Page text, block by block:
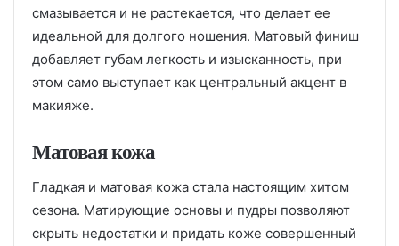
смазывается и не растекается, что делает ее
идеальной для долгого ношения. Матовый финиш
добавляет губам легкость и изысканность, при
этом само выступает как центральный акцент в
макияже.
Матовая кожа
Гладкая и матовая кожа стала настоящим хитом
сезона. Матирующие основы и пудры позволяют
скрыть недостатки и придать коже совершенный